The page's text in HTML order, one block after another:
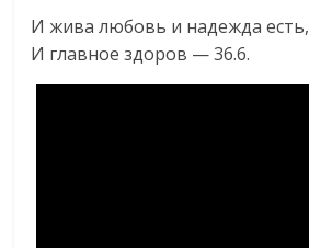
И жива любовь и надежда есть,
И главное здоров — 36.6.